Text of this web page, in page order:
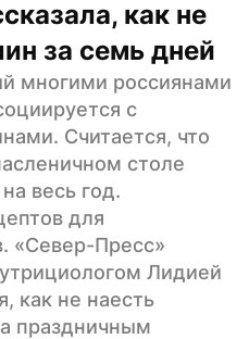
как не
за семь дней
многими россиянами
с
Считается, что
столе
весь год.
для
«Север-Пресс»
Лидией
как не наесть
праздничным